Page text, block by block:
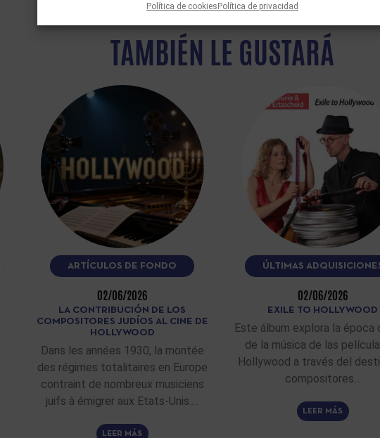
Política de cookiesPolítica de privacidad
TAMBIÉN LE GUSTARÁ
ARTÍCULOS DE FONDO
02/06/2026
LA CONTRIBUCIÓN DE LOS
COMPOSITORES JUDÍOS AL CINE DE
HOLLYWOOD
Dans les années 1930, la montée
des régimes totalitaires en Europe
contraint de nombreux musiciens
juifs à émigrer aux Etats-Unis.…
LEER MÁS
ÚLTIMAS
02/06/2026
EXILE TO HOLLYWOOD
Este álbum explora la época
de la música de las
Hollywood a través del
compositores…
LEER MÁS